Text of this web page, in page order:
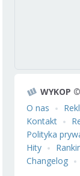
WYKOP
O nas
Kontakt
Polityka
Hity
Changelog